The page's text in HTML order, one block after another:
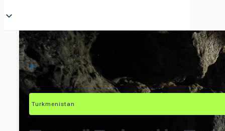
Tour >Turkmenistan
Turkmenistan: da Merv ad Ashgabat
10
Turkmenistan